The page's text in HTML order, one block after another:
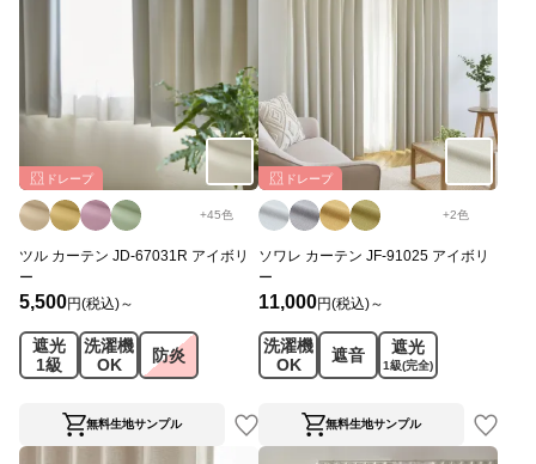
ドレープ
+45色
ツル カーテン JD-67031R アイボリ
ー
5,500円(税込)～
遮光
1級
洗濯機
OK
防炎
無料生地サンプル
ドレープ
+2色
ソワレ カーテン JF-91025 アイボリ
ー
11,000円(税込)～
洗濯機
OK
遮音 遮光
1級(完全)
無料生地サンプル